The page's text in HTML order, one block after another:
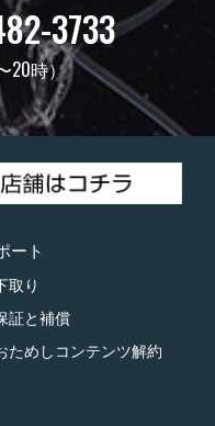
3733
20時）
ート
取り
証と補償
ためしコンテンツ解約